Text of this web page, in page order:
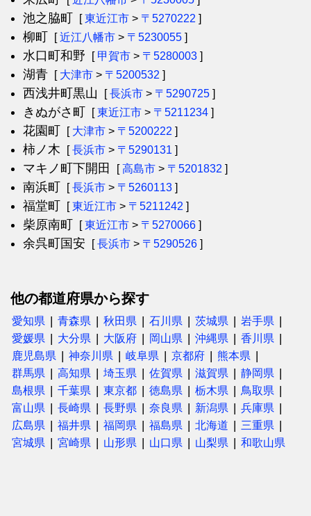
池之脇町 [東近江市 > 〒5270222 ]
柳町 [近江八幡市 > 〒5230055 ]
水口町和野 [ 甲賀市 > 〒5280003 ]
湖青 [ 大津市 > 〒5200532 ]
西浅井町黒山 [長浜市 > 〒5290725 ]
きぬがさ町 [東近江市 > 〒5211234 ]
花園町 [ 大津市 > 〒5200222 ]
柿ノ木 [長浜市 > 〒5290131 ]
マキノ町下開田 [高島市 > 〒5201832 ]
南浜町 [長浜市 > 〒5260113 ]
福堂町 [東近江市 > 〒5211242 ]
柴原南町 [東近江市 > 〒5270066 ]
余呉町国安 [長浜市 > 〒5290526 ]
他の都道府県から探す
愛知県 青森県 秋田県 石川県 茨城県
岩手県
愛媛県
大分県 大阪府 岡山県 沖縄県
香川県
鹿児島県
神奈川県 岐阜県 京都府
熊本県
群馬県
高知県 埼玉県 佐賀県 滋賀県
静岡県
島根県
千葉県 東京都 徳島県 栃木県
鳥取県
富山県
長崎県 長野県 奈良県 新潟県
兵庫県
広島県
福井県 福岡県 福島県 北海道
三重県
宮城県
宮崎県 山形県 山口県 山梨県 和歌山県